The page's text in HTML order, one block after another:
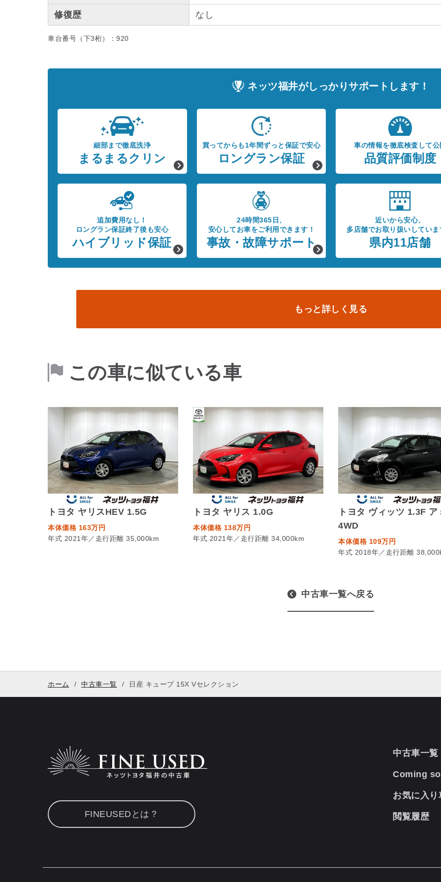
修復歴 なし
車台番号（下3桁）：920
ネッツ福井がしっかりサポートします！
細部まで徹底洗浄
まるまるクリン
買ってからも1年間ずっと保証で安心
ロングラン保証
車の情報を徹底検査して公
品質評価制度
追加費用なし！
ロングラン保証終了後も安心
ハイブリッド保証
24時間365日、
安心してお車をご利用できます！
事故・故障サポート
近いから安心、
多店舗でお取り扱いしていま
県内11店舗
もっと詳しく見る
この車に似ている車
トヨタ ヤリスHEV 1.5G
本体価格 163万円
年式 2021年／走行距離 35,000km
トヨタ ヤリス 1.0G
本体価格 138万円
年式 2021年／走行距離 34,000km
トヨタ ヴィッツ 1.3F ア
4WD
本体価格 109万円
年式 2018年／走行距離
中古車一覧へ戻る
ホーム 中古車一覧 日産 キューブ 15X Vセレクション
FINEUSEDとは？
中古車一覧
Coming
お気に入り
閲覧履歴